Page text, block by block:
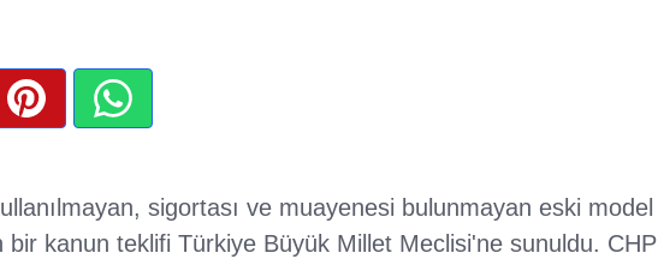
sigortası ve muayenesi bulunmayan eski model
bir kanun teklifi Türkiye Büyük Millet Meclisi'ne sunuldu. CHP